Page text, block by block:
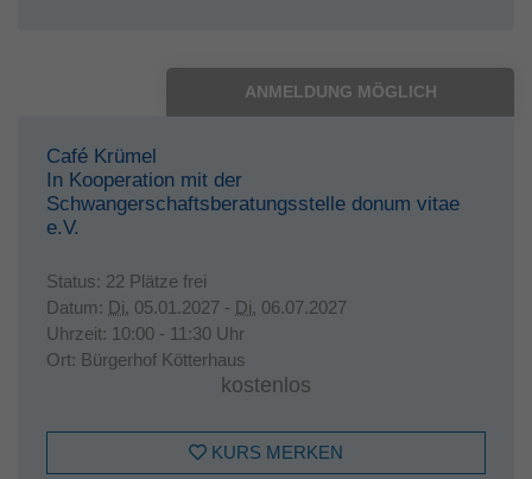
ANMELDUNG MÖGLICH
Café Krümel
In Kooperation mit der
Schwangerschaftsberatungsstelle donum vitae
e.V.
Status: 22 Plätze frei
Datum: Di. 05.01.2027 - Di. 06.07.2027
Uhrzeit: 10:00 - 11:30 Uhr
Ort: Bürgerhof Kötterhaus
kostenlos
KURS MERKEN